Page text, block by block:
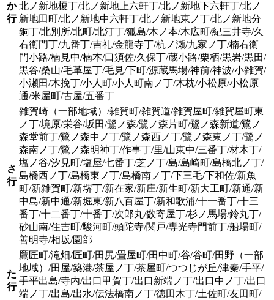
か
行
北ノ新地榎丁/北ノ新地上六軒丁/北ノ新地下六軒丁/北ノ
新地田町/北ノ新地中六軒丁/北ノ新地東ノ丁/北ノ新地分
銅丁/北別所/北町/北汀丁/狐島/木ノ本/木広町/紀三井寺/久
右衛門丁/九番丁/吉礼/金龍寺丁/杭ノ瀬/九家ノ丁/楠右衛
門小路/楠見中/楠本/口須佐/久保丁/蔵小路/栗栖/黒岩/黒田/
黒谷/桑山/毛革屋丁/毛見/下町/源蔵馬場/神前/神波/小雑賀/
小瀬田/木挽丁/小人町/小人町南ノ丁/木枕/小松原/小松原
通/米屋町/古屋/五番丁
さ
行
雑賀崎（一部地域）/雑賀町/雑賀道/雑賀屋町/雑賀屋町東
ノ丁/境原/栄谷/坂田/鷺ノ森/鷺ノ森片町/鷺ノ森新道/鷺ノ
森堂前丁/鷺ノ森中ノ丁/鷺ノ森西ノ丁/鷺ノ森東ノ丁/鷺ノ
森南ノ丁/鷺ノ森明神丁/作事丁/里/山東中/三番丁/材木丁/
塩ノ谷/汐見町/塩屋/七番丁/芝ノ丁/島/島崎町/島橋北ノ丁/
島橋西ノ丁/島橋東ノ丁/島橋南ノ丁/下三毛/下和佐/新魚
町/新雑賀町/新堺丁/新在家/新庄/新生町/新大工町/新通/新
中島/新中通/新堀東/新八百屋丁/新和歌浦/十一番丁/十三
番丁/十二番丁/十番丁/次郎丸/数寄屋丁/杉ノ馬場/鈴丸丁/
砂山南/住吉町/駿河町/頭陀寺/関戸/専光寺門前丁/船場町/
善明寺/相坂/園部
た
行
鷹匠町/滝畑/匠町/田尻/畳屋町/田中町/谷/谷町/田野（一部
地域）/田屋/築港/茶屋ノ丁/茶屋町/つつじが丘/津秦/手平/
手平出島/寺内/出口甲賀丁/出口新端ノ丁/出口中ノ丁/出口
端ノ丁/出島/出水/伝法橋南ノ丁/徳田木丁/土佐町/友田町/